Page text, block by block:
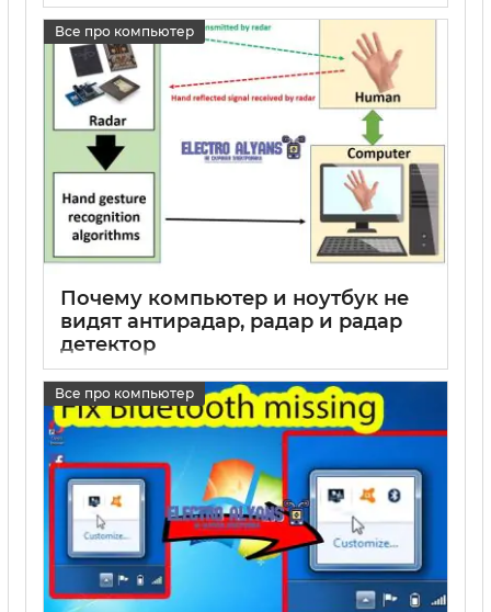
Все про компьютер
Почему компьютер и ноутбук не
видят антирадар, радар и радар
детектор
Все про компьютер